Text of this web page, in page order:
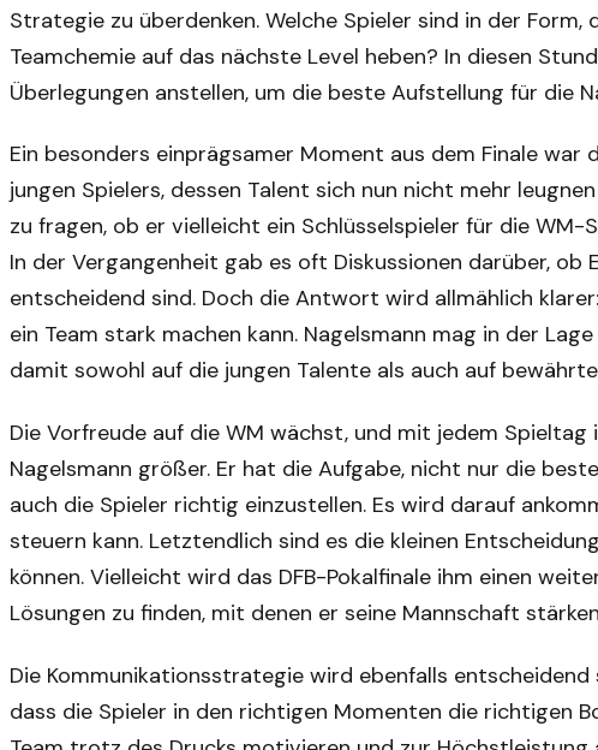
Strategie zu überdenken. Welche Spieler sind in der Form,
Teamchemie auf das nächste Level heben? In diesen
Überlegungen anstellen, um die beste Aufstellung für die
Ein besonders einprägsamer Moment aus dem Finale war
jungen Spielers, dessen Talent sich nun nicht mehr
zu fragen, ob er vielleicht ein Schlüsselspieler für die
In der Vergangenheit gab es oft Diskussionen darüber, ob
entscheidend sind. Doch die Antwort wird allmählich
ein Team stark machen kann. Nagelsmann mag in der
damit sowohl auf die jungen Talente als auch auf
Die Vorfreude auf die WM wächst, und mit jedem
Nagelsmann größer. Er hat die Aufgabe, nicht nur die
auch die Spieler richtig einzustellen. Es wird darauf
steuern kann. Letztendlich sind es die kleinen
können. Vielleicht wird das DFB-Pokalfinale ihm einen
Lösungen zu finden, mit denen er seine Mannschaft
Die Kommunikationsstrategie wird ebenfalls entscheidend
dass die Spieler in den richtigen Momenten die richtigen